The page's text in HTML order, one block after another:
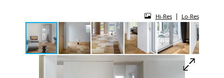
Hi-Res| Lo-Res